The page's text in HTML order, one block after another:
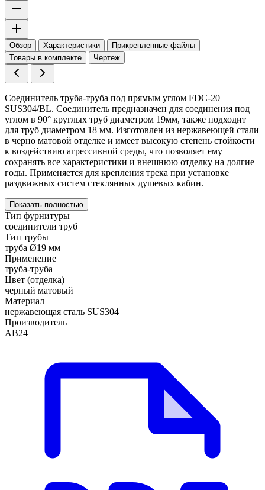
Обзор Характеристики
Прикрепленные файлы
Товары в комплекте
Чертеж
Соединитель труба-труба под прямым углом FDC-20
SUS304/BL. Соединитель предназначен для соединения под
углом в 90° круглых труб диаметром 19мм, также подходит
для труб диаметром 18 мм. Изготовлен из нержавеющей стали
в черно матовой отделке и имеет высокую степень стойкости
к воздействию агрессивной среды, что позволяет ему
сохранять все характеристики и внешнюю отделку на долгие
годы. Применяется для крепления трека при установке
раздвижных систем стеклянных душевых кабин.
Показать полностью
Тип фурнитуры
соединители труб
Тип трубы
труба Ø19 мм
Применение
труба-труба
Цвет (отделка)
черный матовый
Материал
нержавеющая сталь SUS304
Производитель
АВ24